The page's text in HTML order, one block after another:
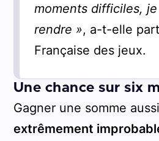
moments difficiles,
rendre », a-t-elle
Française des jeux.
Une chance sur six
Gagner une somme
extrêmement